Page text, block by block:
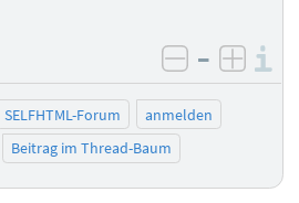
negativ
–
SELFHTML-Forum
anmelden
Beitrag im Thread-Baum